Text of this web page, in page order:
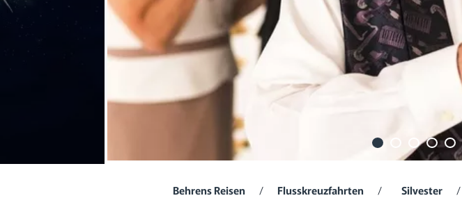
Behrens Reisen / Flusskreuzfahrten / Silvester /